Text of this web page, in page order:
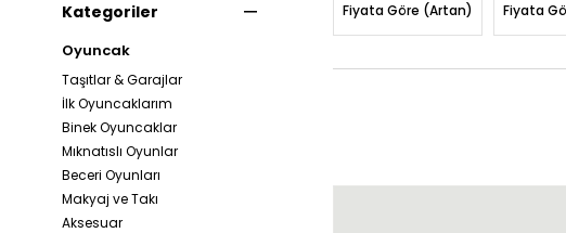
Kategoriler
Oyuncak
Taşıtlar & Garajlar
İlk Oyuncaklarım
Binek Oyuncaklar
Mıknatıslı Oyunlar
Beceri Oyunları
Makyaj ve Takı
Aksesuar
Fiyata Göre (Artan) Fiyata